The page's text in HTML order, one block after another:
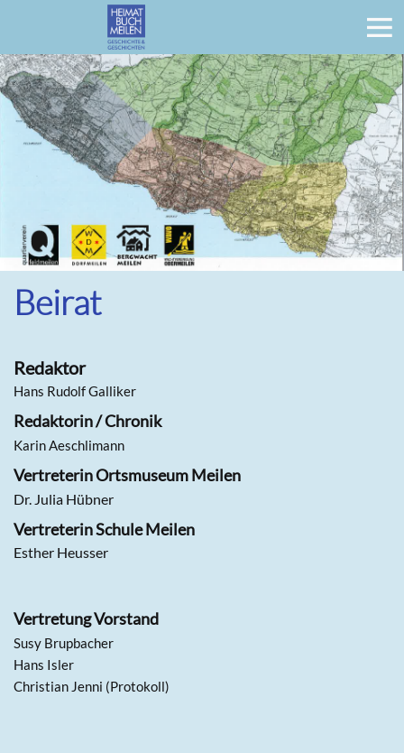
Beirat
Redaktor
Hans Rudolf Galliker
Redaktorin / Chronik
Karin Aeschlimann
Vertreterin Ortsmuseum Meilen
Dr. Julia Hübner
Vertreterin Schule Meilen
Esther Heusser
Vertretung Vorstand
Susy Brupbacher
Hans Isler
Christian Jenni (Protokoll)